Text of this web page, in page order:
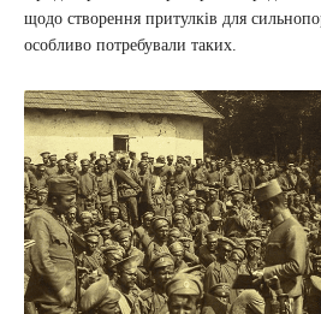
щодо створення притулків для
особливо потребували таких.